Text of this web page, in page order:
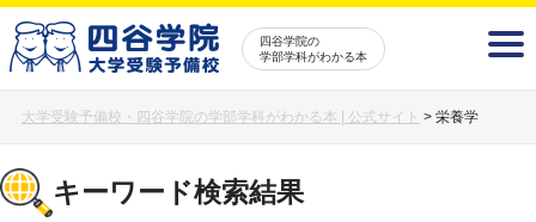
四谷学院の
学部学科がわかる本
大学受験予備校・四谷学院の学部学科がわかる本 | 公式サイト > 栄養学
キーワード検索結果